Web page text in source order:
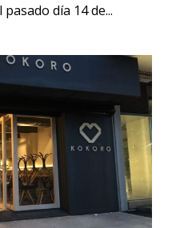
día 14 de...